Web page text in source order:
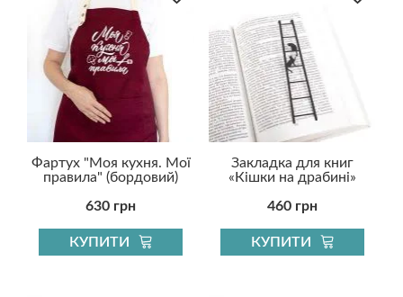
Фартух "Моя кухня. Мої
правила" (бордовий)
630 грн
КУПИТИ
Закладка для книг
«Кішки на драбині»
460 грн
КУПИТИ